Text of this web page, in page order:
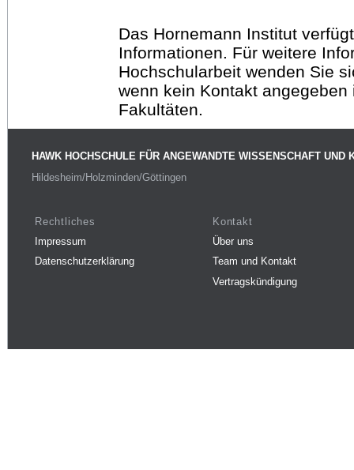
Das Hornemann Institut
Informationen. Für weitere
Hochschularbeit wenden Sie
wenn kein Kontakt
Fakultäten.
HAWK HOCHSCHULE FÜR ANGEWANDTE WISSENSCHAFT UND
Hildesheim/Holzminden/Göttingen
Rechtliches
Impressum
Datenschutzerklärung
Kontakt
Über uns
Team und Kontakt
Vertragskündigung